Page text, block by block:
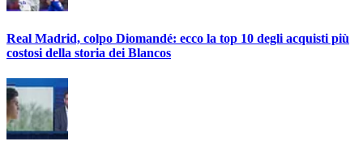
Real Madrid, colpo Diomandé: ecco la top 10 degli acquisti più
costosi della storia dei Blancos